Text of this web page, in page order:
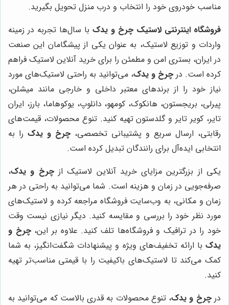
مناسب خودروی خود را انتخاب و درب منزل تحویل بگیرید.
فروشگاه اینترنتی لاستیک چرخ و یدک با سال‌ها تجربه در زمینه
واردات و توزیع لاستیک، به عنوان یکی از پیشگامان این صنعت
در ایران، بستری امن و مطمئن را برای خرید آنلاین لاستیک فراهم
کرده است. در چرخ و یدک، می‌توانید به راحتی لاستیک‌های مورد
نیاز خود را از برندهای معتبر داخلی و خارجی مانند میشلن،
پیرلی، بریجستون، هانکوک، کومهو، دانلوپ، یوکوهاما، بارز، ایران
تایر، کویر تایر و گلدستون تهیه کنید. تنوع محصولات، قیمت‌های
رقابتی، ارسال سریع و پشتیبانی تخصصی، چرخ و یدک را به
انتخابی ایده‌آل برای رانندگان تبدیل کرده است.
یکی از بزرگترین مزایای خرید آنلاین لاستیک ازچرخ و یدک،
صرفه‌جویی در زمان و هزینه است. شما می‌توانید به راحتی در هر
زمان و مکانی، به وب‌سایت فروشگاه مراجعه کرده و لاستیک‌های
مورد نظر خود را بررسی و مقایسه کنید. دیگر نیازی نیست وقت
خود را در ترافیک و فروشگاه‌ها تلف کنید. علاوه بر این،چرخ و
یدک با ارائه تخفیف‌های ویژه و پیشنهادات شگفت‌انگیز، به شما
کمک می‌کند تا لاستیک‌های باکیفیت را با قیمتی مناسب‌تر تهیه
کنید.
درچرخ و یدک، تنوع محصولات به قدری بالاست که می‌توانید به